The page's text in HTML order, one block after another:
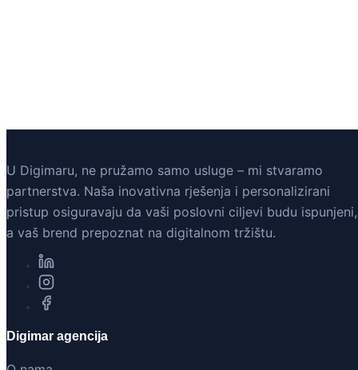
U Digimaru, ne pružamo samo usluge – mi stvaramo
partnerstva. Naša inovativna rješenja i personalizirani
pristup osiguravaju da vaši poslovni ciljevi budu ispunjeni,
a vaš brend prepoznat na digitalnom tržištu.
Digimar agencija